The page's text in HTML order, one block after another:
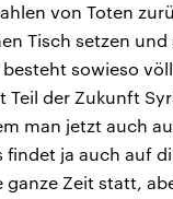
von Toten
Tisch setzen und
sowieso
Teil der Zukunft
man jetzt auch
findet ja auch auf
ganze Zeit statt,